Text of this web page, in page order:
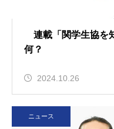
連載「関学生協を
何？
2024.10.26
ニュース